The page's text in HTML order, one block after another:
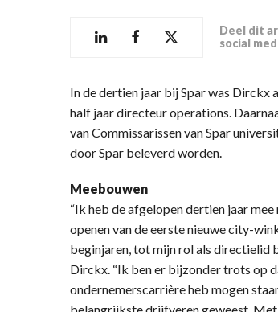
Deel dit
social
In de dertien jaar bij Spar was Dirckx
half jaar directeur operations.
van Commissarissen van Spar
door Spar beleverd worden.
Meebouwen
“Ik heb de afgelopen dertien jaar
openen van de eerste nieuwe city-
beginjaren, tot mijn rol als directielid
Dirckx. “Ik ben er bijzonder trots op
ondernemerscarrière heb mogen